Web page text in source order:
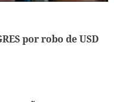
por robo de USD